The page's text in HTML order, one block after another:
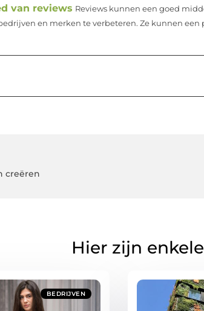
van reviews Reviews kunnen een goed
en merken te verbeteren. Ze kunnen een
creëren
Hier zijn enkele
BEDRIJVEN